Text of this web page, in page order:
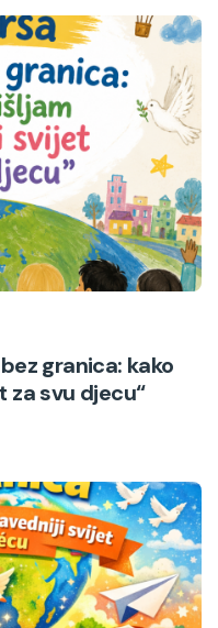
granica: kako
za svu djecu“